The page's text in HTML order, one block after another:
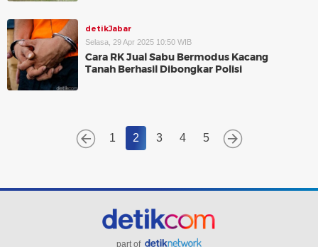
detikJabar
Selasa, 29 Apr 2025 10:50 WIB
Cara RK Jual Sabu Bermodus Kacang
Tanah Berhasil Dibongkar Polisi
1 2 3 4 5
part of